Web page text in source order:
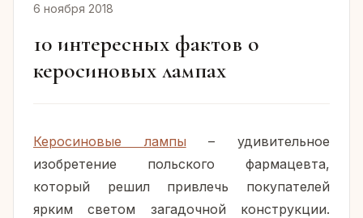
6 ноября 2018
10 интересных фактов о
керосиновых лампах
Керосиновые лампы – удивительное
изобретение польского фармацевта,
который решил привлечь покупателей
ярким светом загадочной конструкции.